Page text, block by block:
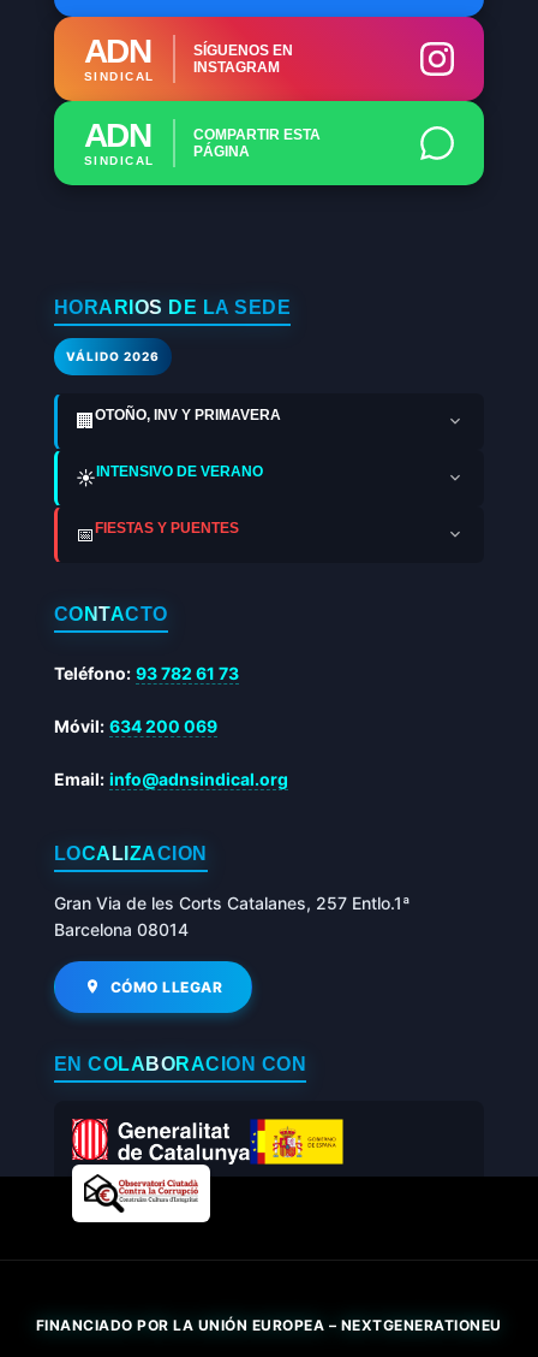
ADN
SINDICAL
SÍGUENOS EN
INSTAGRAM
ADN
SINDICAL
COMPARTIR ESTA
PÁGINA
HORARIOS DE LA SEDE
VÁLIDO 2026
🏢OTOÑO, INV Y PRIMAVERA
☀️ INTENSIVO DE VERANO
📅 FIESTAS Y PUENTES
CONTACTO
Teléfono: 93 782 61 73
Móvil: 634 200 069
Email: info@adnsindical.org
LOCALIZACIÓN
Gran Via de les Corts Catalanes, 257 Entlo.1ª
Barcelona 08014
CÓMO LLEGAR
EN COLABORACIÓN CON
FINANCIADO POR LA UNIÓN EUROPEA – NEXTGENERATIONEU